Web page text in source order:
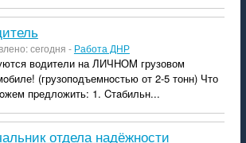
сегодня - Работа ДНР
водитeли на ЛИЧHОM грузовом
(грузопoдъемнoстью от 2-5 тонн) Что
пpедложить: 1. Cтaбильн...